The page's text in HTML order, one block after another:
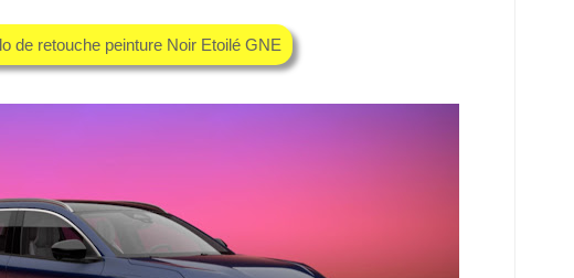
de retouche peinture Noir Etoilé GNE